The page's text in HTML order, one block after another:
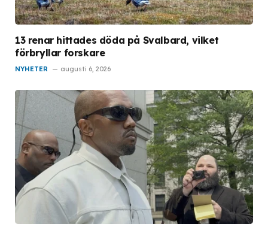
13 renar hittades döda på Svalbard, vilket
förbryllar forskare
NYHETER augusti 6, 2026